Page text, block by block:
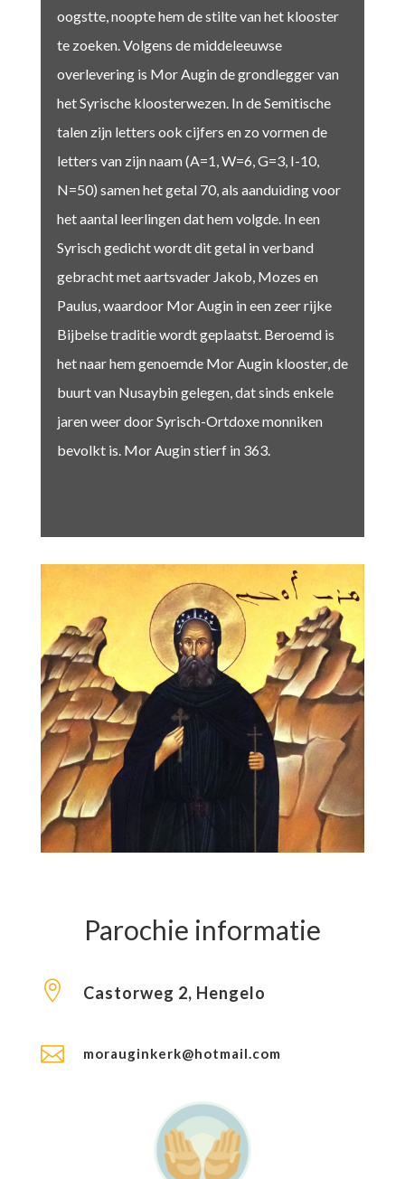
oogstte, noopte hem de stilte van het klooster
te zoeken. Volgens de middeleeuwse
overlevering is Mor Augin de grondlegger van
het Syrische kloosterwezen. In de Semitische
talen zijn letters ook cijfers en zo vormen de
letters van zijn naam (A=1, W=6, G=3, I-10,
N=50) samen het getal 70, als aanduiding voor
het aantal leerlingen dat hem volgde. In een
Syrisch gedicht wordt dit getal in verband
gebracht met aartsvader Jakob, Mozes en
Paulus, waardoor Mor Augin in een zeer rijke
Bijbelse traditie wordt geplaatst. Beroemd is
het naar hem genoemde Mor Augin klooster, de
buurt van Nusaybin gelegen, dat sinds enkele
jaren weer door Syrisch-Ortdoxe monniken
bevolkt is. Mor Augin stierf in 363.
Parochie informatie
 Castorweg 2, Hengelo
 morauginkerk@hotmail.com